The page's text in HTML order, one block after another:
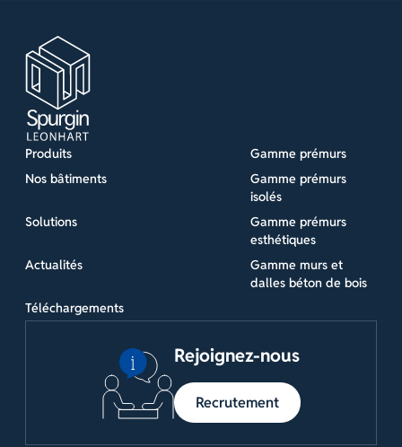
Produits
Gamme prémurs
Nos bâtiments
Gamme prémurs
isolés
Solutions
Gamme prémurs
esthétiques
Actualités
Gamme murs et
dalles béton de bois
Téléchargements
Rejoignez-nous
Recrutement